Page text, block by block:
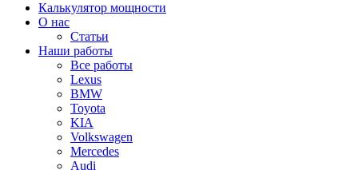
Калькулятор мощности
О нас
Статьи
Наши работы
Все работы
Lexus
BMW
Toyota
KIA
Volkswagen
Mercedes
Audi